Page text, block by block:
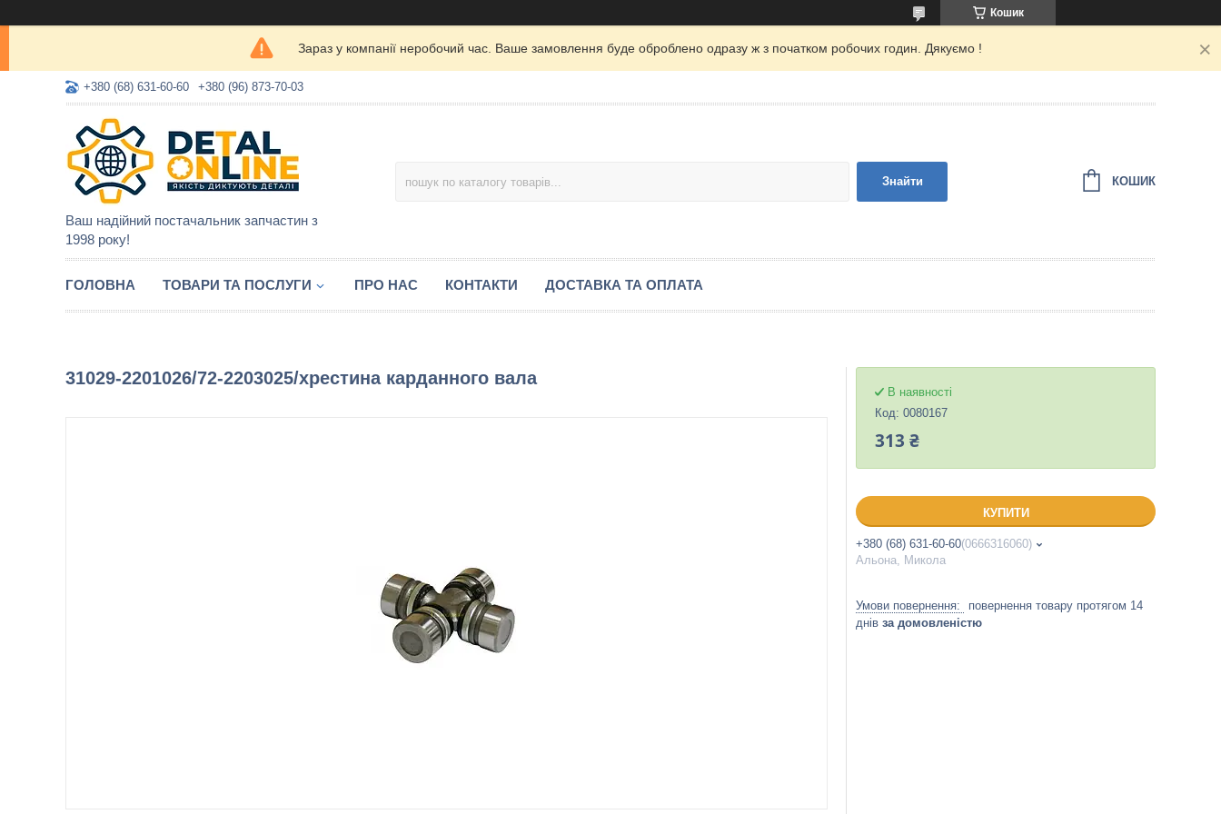
Кошик
Зараз у компанії неробочий час. Ваше замовлення буде оброблено одразу ж з початком робочих годин. Дякуємо !
+380 (68) 631-60-60 +380 (96) 873-70-03
Ваш надійний постачальник запчастин з
1998 року!
Знайти КОШИК
ГОЛОВНА ТОВАРИ ТА ПОСЛУГИ ПРО НАС КОНТАКТИ ДОСТАВКА ТА ОПЛАТА
31029-2201026/72-2203025/хрестина карданного вала
В наявності
Код: 0080167
313 ₴
КУПИТИ
+380 (68) 631-60-60 0666316060
Альона, Микола
повернення товару протягом 14
днів за домовленістю